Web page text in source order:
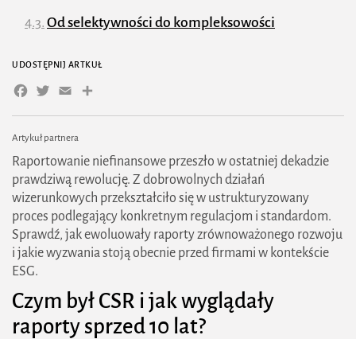
Artykuł partnera
Raportowanie niefinansowe przeszło w ostatniej dekadzie
prawdziwą rewolucję. Z dobrowolnych działań
wizerunkowych przekształciło się w ustrukturyzowany
proces podlegający konkretnym regulacjom i standardom.
Sprawdź, jak ewoluowały raporty zrównoważonego rozwoju
i jakie wyzwania stoją obecnie przed firmami w kontekście
ESG.
Czym był CSR i jak wyglądały
raporty sprzed 10 lat?
Od selektywności do kompleksowości
Standardy, które zmieniły jakość raportów
Czy wszystkie firmy muszą raportować ESG?
UDOSTĘPNIJ ARTKUŁ
Facebook
Twitter
EmailShare